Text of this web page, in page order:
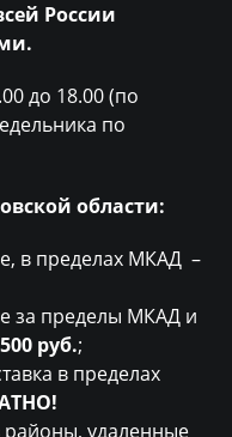
России
до 18.00 (по
по
области:
в пределах МКАД –
за пределы МКАД и
500 руб.;
в пределах
районы, удаленные